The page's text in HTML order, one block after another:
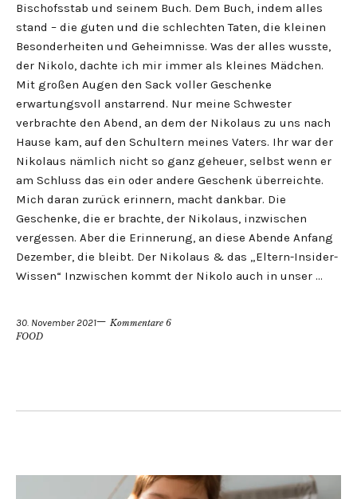
Bischofsstab und seinem Buch. Dem Buch, indem alles
stand – die guten und die schlechten Taten, die kleinen
Besonderheiten und Geheimnisse. Was der alles wusste,
der Nikolo, dachte ich mir immer als kleines Mädchen.
Mit großen Augen den Sack voller Geschenke
erwartungsvoll anstarrend. Nur meine Schwester
verbrachte den Abend, an dem der Nikolaus zu uns nach
Hause kam, auf den Schultern meines Vaters. Ihr war der
Nikolaus nämlich nicht so ganz geheuer, selbst wenn er
am Schluss das ein oder andere Geschenk überreichte.
Mich daran zurück erinnern, macht dankbar. Die
Geschenke, die er brachte, der Nikolaus, inzwischen
vergessen. Aber die Erinnerung, an diese Abende Anfang
Dezember, die bleibt. Der Nikolaus & das „Eltern-Insider-
Wissen“ Inzwischen kommt der Nikolo auch in unser …
30. November 2021
Kommentare 6
FOOD